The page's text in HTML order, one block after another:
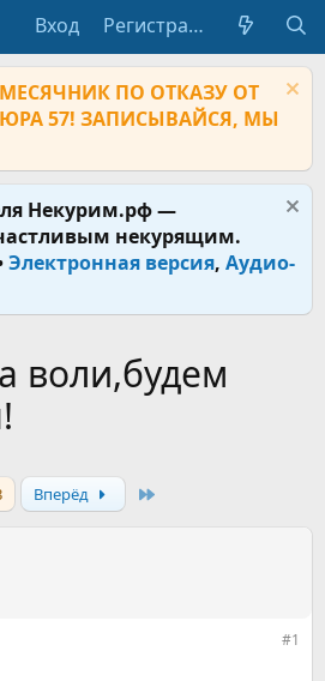
Вход Регистрация
ПО ОТКАЗУ ОТ
57! ЗАПИСЫВАЙСЯ, МЫ
Некурим.рф —
некурящим.
Электронная версия, Аудио-
воли,будем
Вперёд
#1